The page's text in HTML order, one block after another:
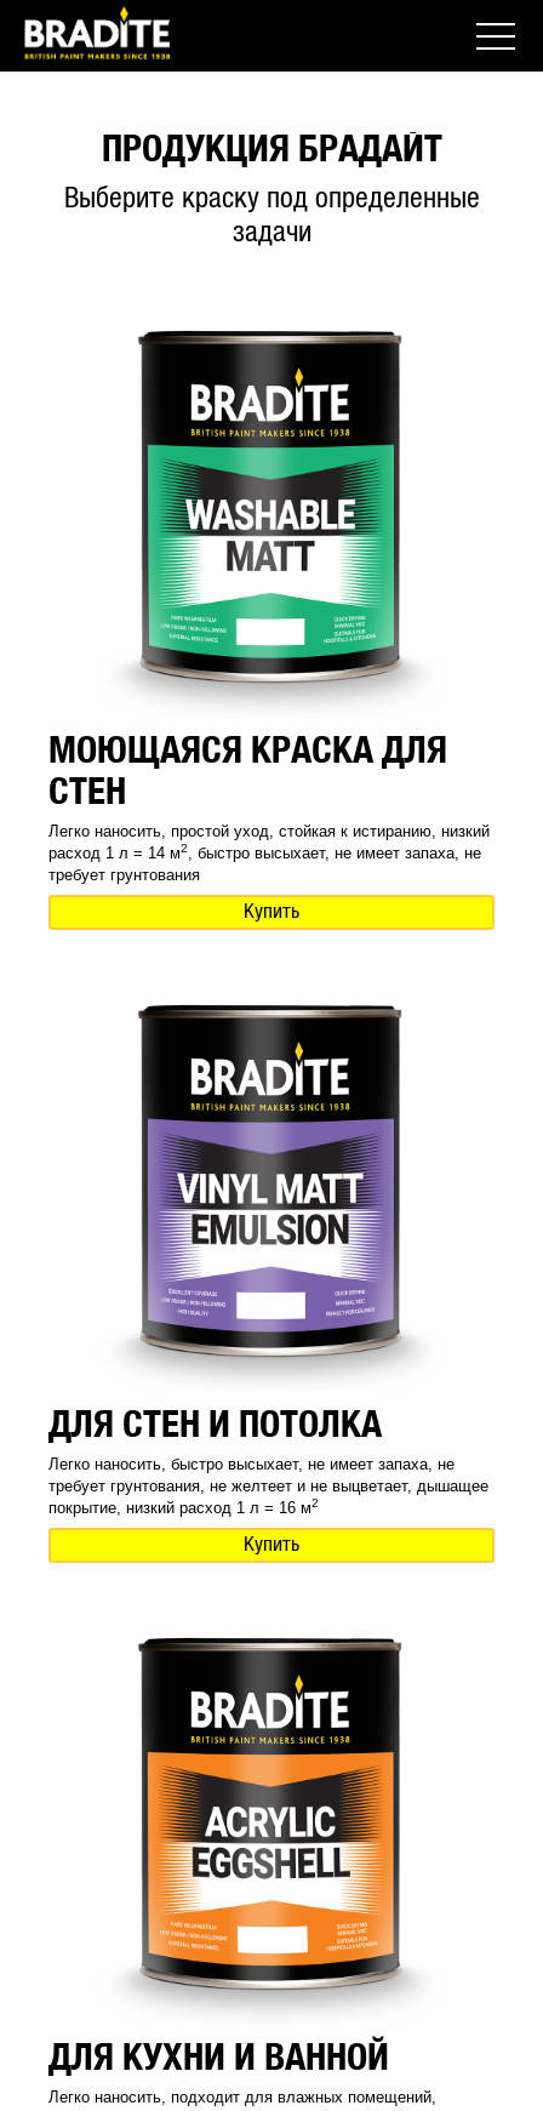
ПРОДУКЦИЯ БРАДАЙТ
Выберите краску под определенные
задачи
МОЮЩАЯСЯ КРАСКА ДЛЯ
СТЕН
Легко наносить, простой уход, стойкая к истиранию, низкий
расход 1 л = 14 м2
, быстро высыхает, не имеет запаха, не
требует грунтования
Купить
ДЛЯ СТЕН И ПОТОЛКА
Легко наносить, быстро высыхает, не имеет запаха, не
требует грунтования, не желтеет и не выцветает, дышащее
покрытие, низкий расход 1 л = 16 м2
Купить
ДЛЯ КУХНИ И ВАННОЙ
Легко наносить, подходит для влажных помещений,